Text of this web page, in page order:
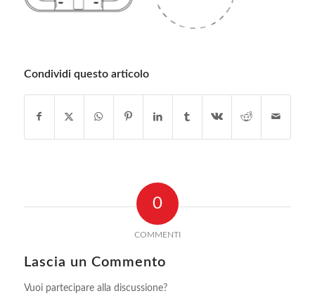
Condividi questo articolo
0
COMMENTI
Lascia un Commento
Vuoi partecipare alla discussione?